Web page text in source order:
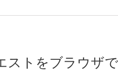
ストをブラウザ